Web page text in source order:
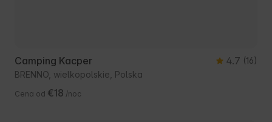
Camping Kacper 4.7 (16)
BRENNO, wielkopolskie, Polska
Cena od €18 /noc